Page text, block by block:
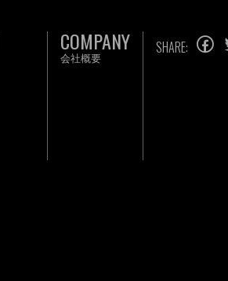
COMPANY
会社概要
SHARE: